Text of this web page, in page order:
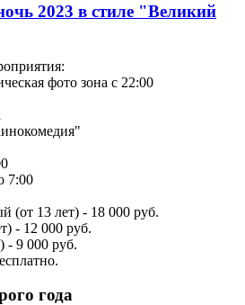
2023 в стиле "Великий
фото зона с 22:00
7:00
(от 13 лет) - 18 000 руб.
- 12 000 руб.
- 9 000 руб.
года